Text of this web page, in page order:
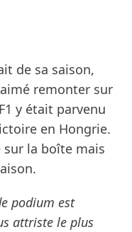
de sa saison,
remonter sur
y était parvenu
en Hongrie.
sur la boîte mais
podium est
attriste le plus